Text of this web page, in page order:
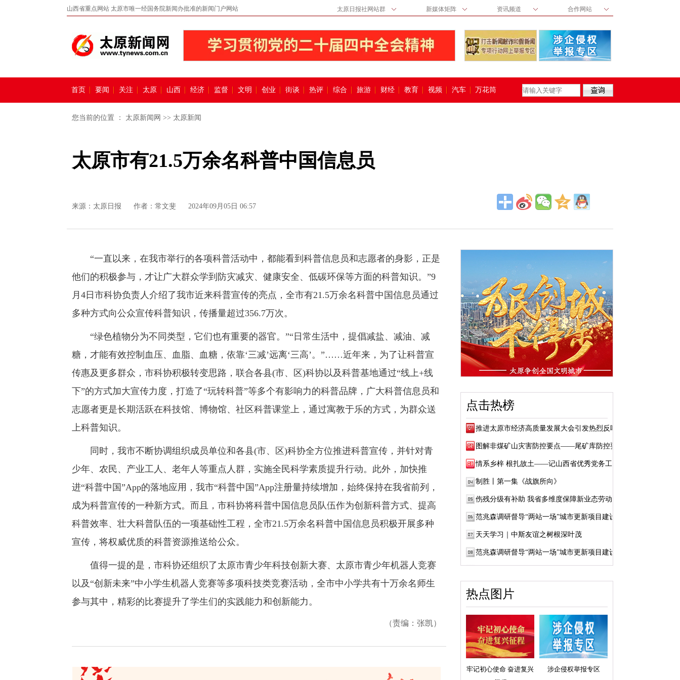
山西省重点网站 太原市唯一经国务院新闻办批准的新闻门户网站 太原日报社网站群 新媒体矩阵 资讯频道 合作网站
首页 要闻 关注 太原 山西 经济 监督 文明 创业 街谈 热评 综合 旅游 财经 教育 视频 汽车 万花筒
您当前的位置 ： 太原新闻网 >> 太原新闻
太原市有21.5万余名科普中国信息员
来源： 太原日报 作者：常文斐 2024年09月05日 06:57
“一直以来，在我市举行的各项科普活动中，都能看到科普信息员和志愿者的身影，正是
他们的积极参与，才让广大群众学到防灾减灾、健康安全、低碳环保等方面的科普知识。”9
月4日市科协负责人介绍了我市近来科普宣传的亮点，全市有21.5万余名科普中国信息员通过
多种方式向公众宣传科普知识，传播量超过356.7万次。
“绿色植物分为不同类型，它们也有重要的器官。”“日常生活中，提倡减盐、减油、减
糖，才能有效控制血压、血脂、血糖，依靠‘三减’远离‘三高’。”……近年来，为了让科普宣
传惠及更多群众，市科协积极转变思路，联合各县(市、区)科协以及科普基地通过“线上+线
下”的方式加大宣传力度，打造了“玩转科普”等多个有影响力的科普品牌，广大科普信息员和
志愿者更是长期活跃在科技馆、博物馆、社区科普课堂上，通过寓教于乐的方式，为群众送
上科普知识。
同时，我市不断协调组织成员单位和各县(市、区)科协全方位推进科普宣传，并针对青
少年、农民、产业工人、老年人等重点人群，实施全民科学素质提升行动。此外，加快推
进“科普中国”App的落地应用，我市“科普中国”App注册量持续增加，始终保持在我省前列，
成为科普宣传的一种新方式。而且，市科协将科普中国信息员队伍作为创新科普方式、提高
科普效率、壮大科普队伍的一项基础性工程，全市21.5万余名科普中国信息员积极开展多种
宣传，将权威优质的科普资源推送给公众。
值得一提的是，市科协还组织了太原市青少年科技创新大赛、太原市青少年机器人竞赛
以及“创新未来”中小学生机器人竞赛等多项科技类竞赛活动，全市中小学共有十万余名师生
参与其中，精彩的比赛提升了学生们的实践能力和创新能力。
（责编：张凯）
点击热榜
推进太原市经济高质量发展大会引发热烈反响
图解非煤矿山灾害防控要点——尾矿库防控要点
情系乡梓 根扎故土——记山西省优秀党务工作...
制胜丨第一集《战旗所向》
伤残分级有补助 我省多维度保障新业态劳动者...
范兆森调研督导“两站一场”城市更新项目建设
天天学习｜中斯友谊之树根深叶茂
范兆森调研督导“两站一场”城市更新项目建设
热点图片
牢记初心使命 奋进复兴
涉企侵权举报专区